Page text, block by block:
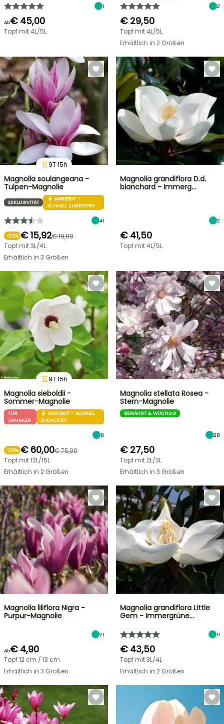
1
Ab€ 45,00
Topf mit 4L/5L
2
€ 29,50
Topf mit 4L/5L
Erhältlich in 2 Größen
9T15h
Magnolia soulangeana -
Tulpen-Magnolie
EXKLUSIVITÄT
ANGEBOT -
SCHNELL ZUGREIFEN
41
-20% € 15,92€ 19,90
Topf mit 3L/4L
Erhältlich in 3 Größen
Magnolia grandiflora D.d.
blanchard - Immerg…
2
€ 41,50
Topf mit 4L/5L
9T15h
Magnolia sieboldii -
Sommer-Magnolie
FÜR
SAMMLER
ANGEBOT - SCHNELL
ZUGREIFEN
8
-20% € 60,00€ 75,00
Topf mit 12L/15L
Erhältlich in 2 Größen
Magnolia stellata Rosea -
Stern-Magnolie
BEWÄHRT & WÜCHSIG
28
€ 27,50
Topf mit 2L/3L
Erhältlich in 3 Größen
Magnolia liliflora Nigra -
Purpur-Magnolie
21
Ab€ 4,90
Topf 12 cm / 13 cm
Erhältlich in 3 Größen
Magnolia grandiflora Little
Gem - Immergrüne…
9
€ 43,50
Topf mit 3L/4L
Erhältlich in 2 Größen